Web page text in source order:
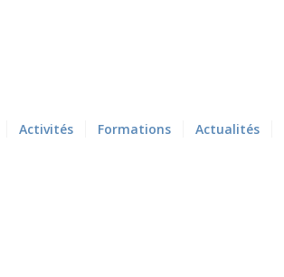
Activités Formations Actualités